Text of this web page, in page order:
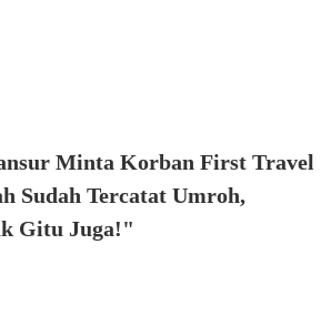
Minta Korban First Travel
Sudah Tercatat Umroh,
Gitu Juga!"